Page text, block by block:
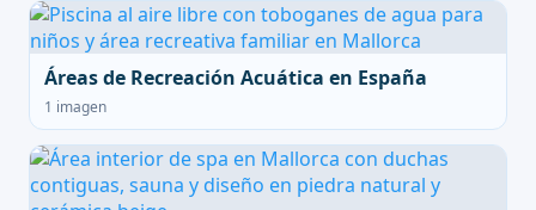
Áreas de Recreación Acuática en España
1 imagen